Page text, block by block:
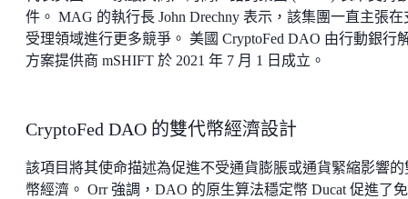
件。 MAG 的執行長 John Drechny 表示，該集團一直主張在
受理領域進行更多競爭。 美國 CryptoFed DAO 由行動銀行
方案提供商 mSHIFT 於 2021 年 7 月 1 日成立。
CryptoFed DAO 的雙代幣經濟設計
該項目將其使命描述為促進不受通貨膨脹或通貨緊縮影響的
幣經濟。 Orr 強調，DAO 的原生算法穩定幣 Ducat 促進了